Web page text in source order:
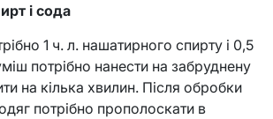
і сода
1 ч. л. нашатирного спирту і 0,5
потрібно нанести на забруднену
на кілька хвилин. Після обробки
потрібно прополоскати в